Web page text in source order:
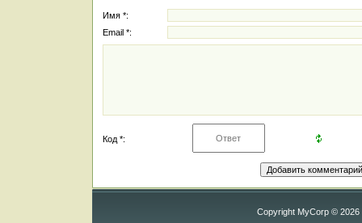
Имя *:
Email *:
Код *:
Copyright MyCorp © 2026